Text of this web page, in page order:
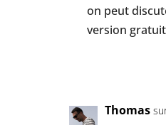
on peut
version
Thomas